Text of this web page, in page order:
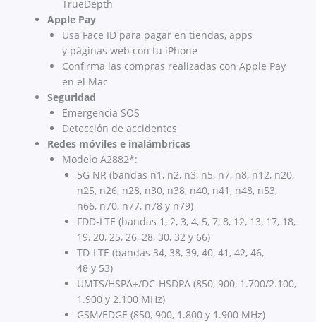
TrueDepth
Apple Pay
Usa Face ID para pagar en tiendas, apps
y páginas web con tu iPhone
Confirma las compras realizadas con Apple Pay
en el Mac
Seguridad
Emergencia SOS
Detección de accidentes
Redes móviles e inalámbricas
Modelo A2882*:
5G NR (bandas n1, n2, n3, n5, n7, n8, n12, n20,
n25, n26, n28, n30, n38, n40, n41, n48, n53,
n66, n70, n77, n78 y n79)
FDD-LTE (bandas 1, 2, 3, 4, 5, 7, 8, 12, 13, 17, 18,
19, 20, 25, 26, 28, 30, 32 y 66)
TD-LTE (bandas 34, 38, 39, 40, 41, 42, 46,
48 y 53)
UMTS/HSPA+/DC-HSDPA (850, 900, 1.700/2.100,
1.900 y 2.100 MHz)
GSM/EDGE (850, 900, 1.800 y 1.900 MHz)